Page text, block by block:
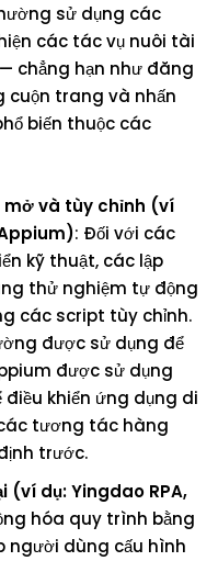
sử dụng các
các tác vụ nuôi tài
chẳng hạn như đăng
cuộn trang và nhấn
biến thuộc các
mở và tùy chỉnh (ví
: Đối với các
kỹ thuật, các lập
thử nghiệm tự động
các script tùy chỉnh.
được sử dụng để
được sử dụng
khiển ứng dụng di
tương tác hàng
trước.
(ví dụ: Yingdao RPA,
hóa quy trình bằng
người dùng cấu hình